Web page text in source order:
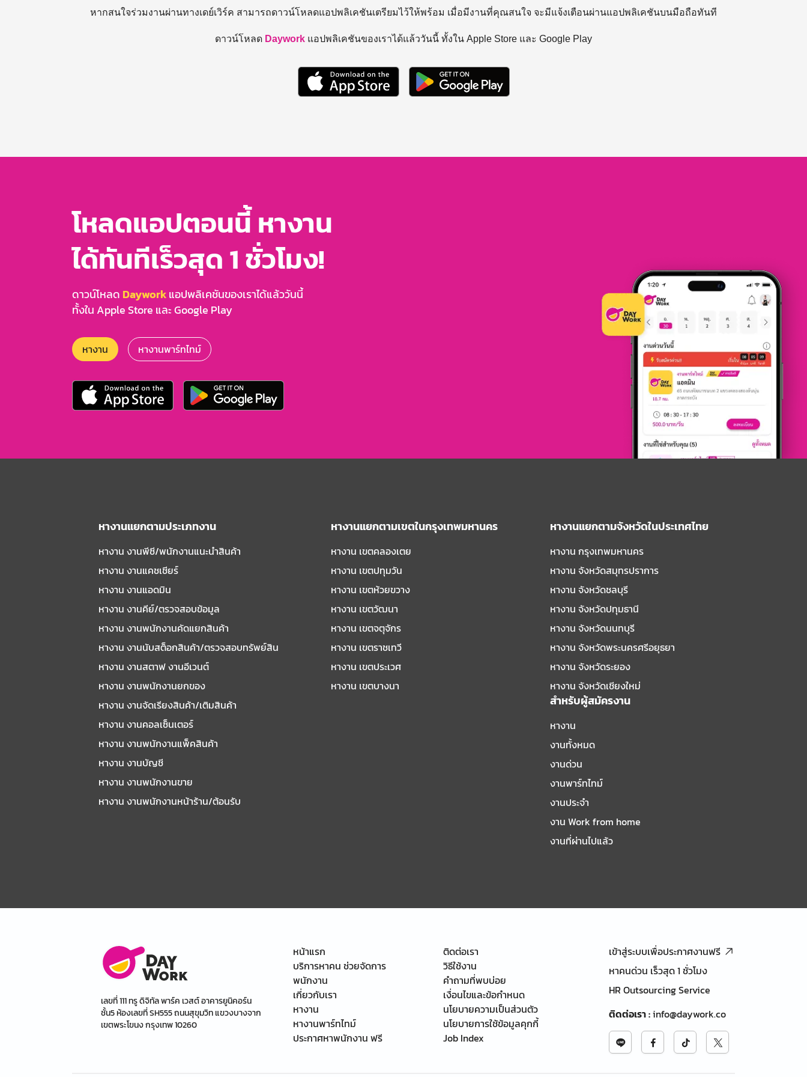
หากสนใจร่วมงานผ่านทางเดย์เวิร์ค สามารถดาวน์โหลดแอปพลิเคชันเตรียมไว้ให้พร้อม เมื่อมีงานที่คุณสนใจ จะมีแจ้งเตือนผ่านแอปพลิเคชันบนมือถือทันที
ดาวน์โหลด Daywork แอปพลิเคชันของเราได้แล้ววันนี้ ทั้งใน Apple Store และ Google Play
โหลดแอปตอนนี้ หางาน
ได้ทันทีเร็วสุด 1 ชั่วโมง!
ดาวน์โหลด Dayworkแอปพลิเคชันของเราได้แล้ววันนี้
ทั้งใน Apple Store และ Google Play
หางาน หางานพาร์ทไทม์
หางานแยกตามประเภทงาน
หางาน งานพีซี/พนักงานแนะนําสินค้า
หางาน งานแคชเชียร์
หางาน งานแอดมิน
หางาน งานคีย์/ตรวจสอบข้อมูล
หางาน งานพนักงานคัดแยกสินค้า
หางาน งานนับสต็อกสินค้า/ตรวจสอบทรัพย์สิน
หางาน งานสตาฟ งานอีเวนต์
หางาน งานพนักงานยกของ
หางาน งานจัดเรียงสินค้า/เติมสินค้า
หางาน งานคอลเซ็นเตอร์
หางาน งานพนักงานแพ็คสินค้า
หางาน งานบัญชี
หางาน งานพนักงานขาย
หางาน งานพนักงานหน้าร้าน/ต้อนรับ
หางานแยกตามเขตในกรุงเทพมหานคร
หางาน เขตคลองเตย
หางาน เขตปทุมวัน
หางาน เขตห้วยขวาง
หางาน เขตวัฒนา
หางาน เขตจตุจักร
หางาน เขตราชเทวี
หางาน เขตประเวศ
หางาน เขตบางนา
หางานแยกตามจังหวัดในประเทศไทย
หางาน กรุงเทพมหานคร
หางาน จังหวัดสมุทรปราการ
หางาน จังหวัดชลบุรี
หางาน จังหวัดปทุมธานี
หางาน จังหวัดนนทบุรี
หางาน จังหวัดพระนครศรีอยุธยา
หางาน จังหวัดระยอง
หางาน จังหวัดเชียงใหม่
สำหรับผู้สมัครงาน
หางาน
งานทั้งหมด
งานด่วน
งานพาร์ทไทม์
งานประจำ
งาน Work from home
งานที่ผ่านไปแล้ว
เลขที่ 111 ทรู ดิจิทัล พาร์ค เวสต์ อาคารยูนิคอร์น
ชั้น5 ห้องเลขที่ SH555 ถนนสุขุมวิท แขวงบางจาก
เขตพระโขนง กรุงเทพ 10260
หน้าแรก
บริการหาคน ช่วยจัดการ
พนักงาน
เกี่ยวกับเรา
หางาน
หางานพาร์ทไทม์
ประกาศหาพนักงาน ฟรี
ติดต่อเรา
วิธีใช้งาน
คำถามที่พบบ่อย
เงื่อนไขและข้อกำหนด
นโยบายความเป็นส่วนตัว
นโยบายการใช้ข้อมูลคุกกี้
Job Index
เข้าสู่ระบบเพื่อประกาศงานฟรี
หาคนด่วน เร็วสุด 1 ชั่วโมง
HR Outsourcing Service
ติดต่อเรา:info@daywork.co